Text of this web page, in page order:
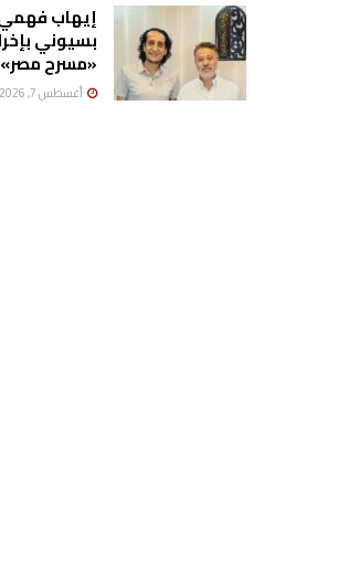
إيهاب
بسيوني
«مسرح مصر»
أغسطس 7, 2026